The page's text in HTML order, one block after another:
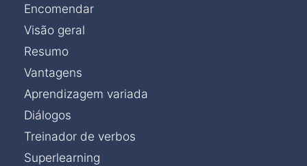
Encomendar
Visão geral
Resumo
Vantagens
Aprendizagem variada
Diálogos
Treinador de verbos
Superlearning